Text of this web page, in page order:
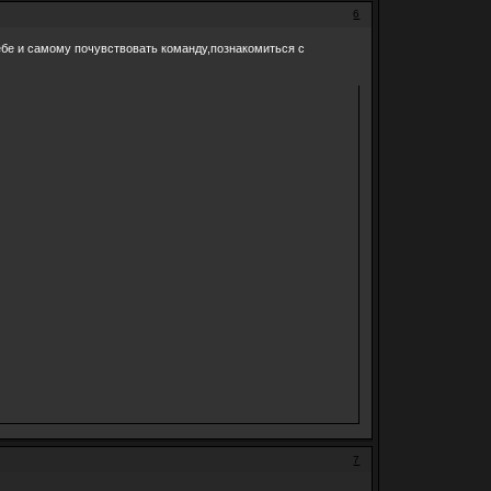
6
и самому почувствовать команду,познакомиться с
7